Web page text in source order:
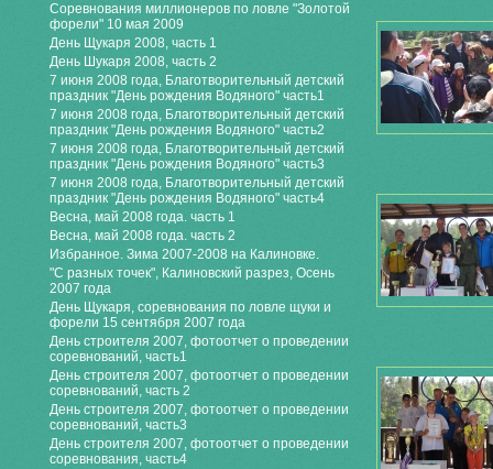
Соревнования миллионеров по ловле "Золотой
форели" 10 мая 2009
День Щукаря 2008, часть 1
День Шукаря 2008, часть 2
7 июня 2008 года, Благотворительный детский
праздник "День рождения Водяного" часть1
7 июня 2008 года, Благотворительный детский
праздник "День рождения Водяного" часть2
7 июня 2008 года, Благотворительный детский
праздник "День рождения Водяного" часть3
7 июня 2008 года, Благотворительный детский
праздник "День рождения Водяного" часть4
Весна, май 2008 года. часть 1
Весна, май 2008 года. часть 2
Избранное. Зима 2007-2008 на Калиновке.
"С разных точек", Калиновский разрез, Осень
2007 года
День Щукаря, соревнования по ловле щуки и
форели 15 сентября 2007 года
День строителя 2007, фотоотчет о проведении
соревнований, часть1
День строителя 2007, фотоотчет о проведении
соревнований, часть 2
День строителя 2007, фотоотчет о проведении
соревнований, часть3
День строителя 2007, фотоотчет о проведении
соревнования, часть4